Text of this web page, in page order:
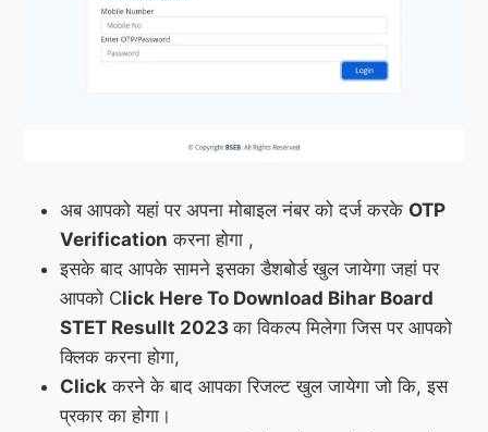
अब आपको यहां पर अपना मोबाइल नंबर को दर्ज करके OTP
Verification करना होगा ,
इसके बाद आपके सामने इसका डैशबोर्ड खुल जायेगा जहां पर
आपको Click Here To Download Bihar Board
STET Resullt 2023का विकल्प मिलेगा जिस पर आपको
क्लिक करना होगा,
Clickकरने के बाद आपका रिजल्ट खुल जायेगा जो कि, इस
प्रकार का होगा।